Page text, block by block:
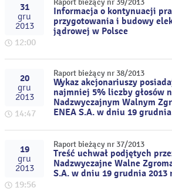
31
gru
2013
12:00
Raport bieżący nr 39/2013
Informacja o kontynuacji
przygotowania i budowy
jądrowej w Polsce
20
gru
2013
14:47
Raport bieżący nr 38/2013
Wykaz akcjonariuszy
najmniej 5% liczby głosów
Nadzwyczajnym Walnym
ENEA S.A. w dniu 19
19
gru
2013
19:56
Raport bieżący nr 37/2013
Treść uchwał podjętych
Nadzwyczajne Walne
S.A. w dniu 19 grudnia 2013